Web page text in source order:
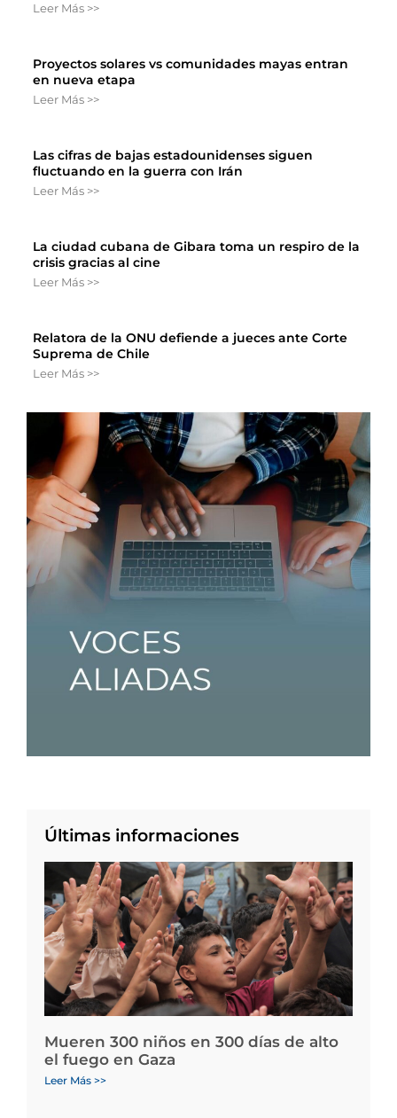
Leer Más >>
Proyectos solares vs comunidades mayas entran
en nueva etapa
Leer Más >>
Las cifras de bajas estadounidenses siguen
fluctuando en la guerra con Irán
Leer Más >>
La ciudad cubana de Gibara toma un respiro de la
crisis gracias al cine
Leer Más >>
Relatora de la ONU defiende a jueces ante Corte
Suprema de Chile
Leer Más >>
Últimas informaciones
Mueren 300 niños en 300 días de alto
el fuego en Gaza
Leer Más >>